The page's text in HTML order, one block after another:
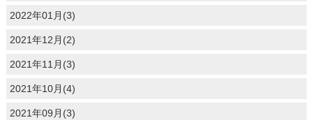
2022年01月(3)
2021年12月(2)
2021年11月(3)
2021年10月(4)
2021年09月(3)